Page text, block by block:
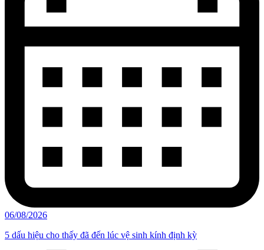
06/08/2026
5 dấu hiệu cho thấy đã đến lúc vệ sinh kính định kỳ